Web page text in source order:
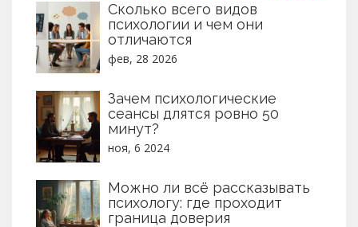
Сколько всего видов
психологии и чем они
отличаются
фев, 28 2026
Зачем психологические
сеансы длятся ровно 50
минут?
ноя, 6 2024
Можно ли всё рассказывать
психологу: где проходит
граница доверия